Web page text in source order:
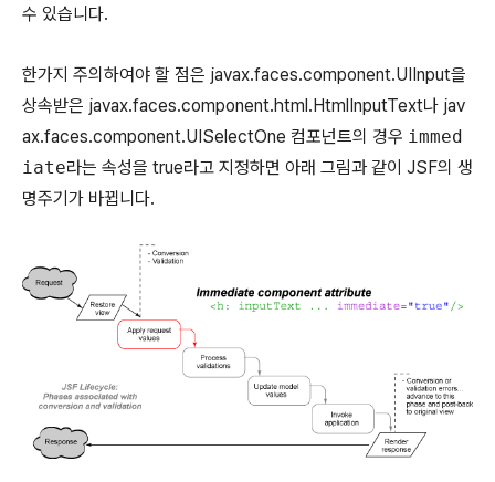
수 있습니다.
한가지 주의하여야 할 점은 javax.faces.component.UIInput을
상속받은 javax.faces.component.html.HtmlInputText나 jav
ax.faces.component.UISelectOne 컴포넌트의 경우 immed
iate라는 속성을 true라고 지정하면 아래 그림과 같이 JSF의 생
명주기가 바뀝니다.